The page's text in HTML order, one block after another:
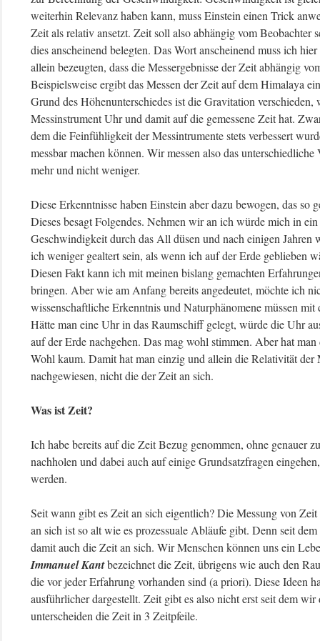
weiterhin Relevanz haben kann, muss Einstein einen Trick
Zeit als relativ ansetzt. Zeit soll also abhängig vom Beobachter
dies anscheinend belegten. Das Wort anscheinend muss ich
allein bezeugten, dass die Messergebnisse der Zeit abhängig
Beispielsweise ergibt das Messen der Zeit auf dem Himalaya
Grund des Höhenunterschiedes ist die Gravitation
Messinstrument Uhr und damit auf die gemessene Zeit hat.
dem die Feinfühligkeit der Messintrumente stets verbessert
messbar machen können. Wir messen also das
mehr und nicht weniger.
Diese Erkenntnisse haben Einstein aber dazu bewogen, das so
Dieses besagt Folgendes. Nehmen wir an ich würde mich in
Geschwindigkeit durch das All düsen und nach einigen Jahren
ich weniger gealtert sein, als wenn ich auf der Erde geblieben
Diesen Fakt kann ich mit meinen bislang gemachten
bringen. Aber wie am Anfang bereits angedeutet, möchte ich
wissenschaftliche Erkenntnis und Naturphänomene müssen
Hätte man eine Uhr in das Raumschiff gelegt, würde die Uhr
auf der Erde nachgehen. Das mag wohl stimmen. Aber hat
Wohl kaum. Damit hat man einzig und allein die Relativität der
nachgewiesen, nicht die der Zeit an sich.
Was ist Zeit?
Ich habe bereits auf die Zeit Bezug genommen, ohne genauer
nachholen und dabei auch auf einige Grundsatzfragen
werden.
Seit wann gibt es Zeit an sich eigentlich? Die Messung von
an sich ist so alt wie es prozessuale Abläufe gibt. Denn seit
damit auch die Zeit an sich. Wir Menschen können uns ein
Immanuel Kantbezeichnet die Zeit, übrigens wie auch den
die vor jeder Erfahrung vorhanden sind (a priori). Diese Ideen
ausführlicher dargestellt. Zeit gibt es also nicht erst seit dem wir
unterscheiden die Zeit in 3 Zeitpfeile.